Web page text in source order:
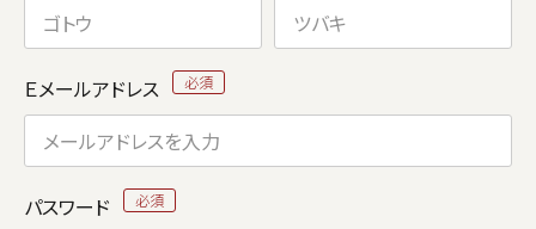
Ｅメールアドレス
パスワード